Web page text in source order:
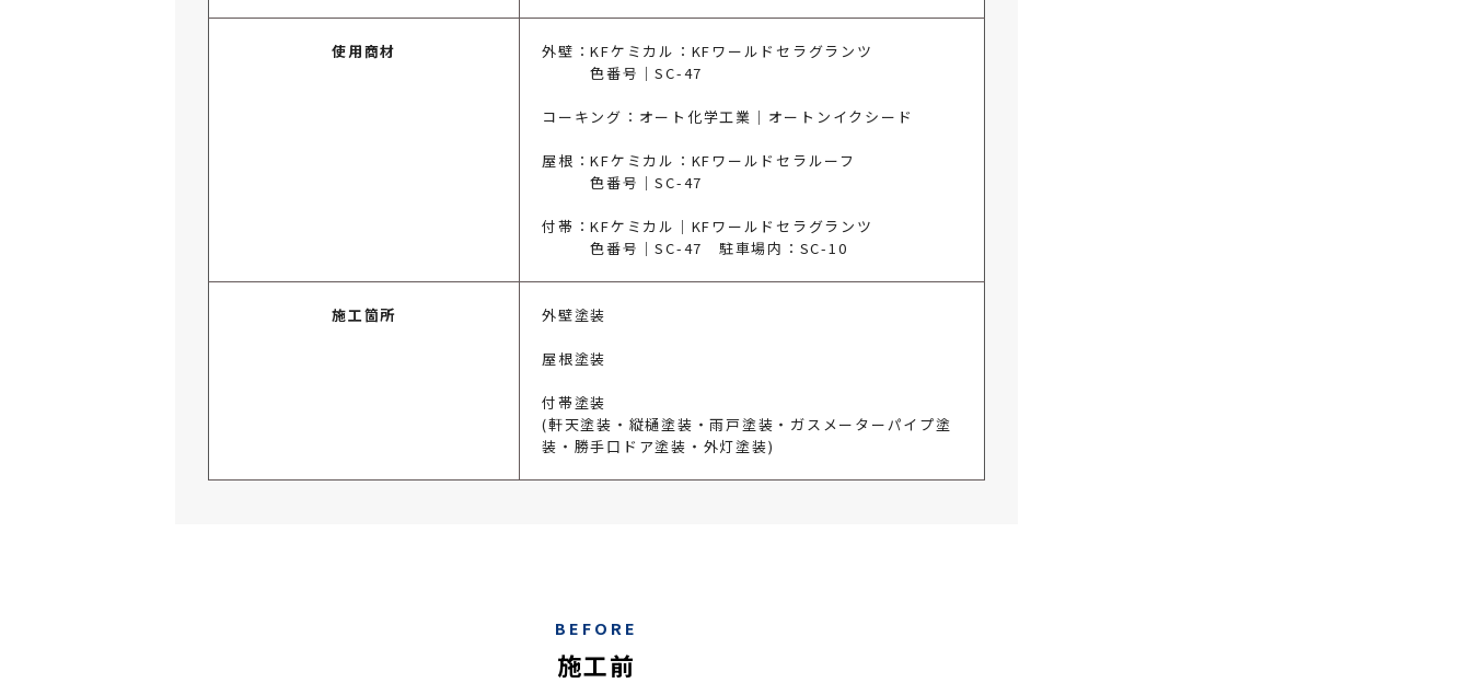
使用商材
外壁：KFケミカル：KFワールドセラグランツ
色番号｜SC-47
コーキング：オート化学工業｜オートンイクシード
屋根：KFケミカル：KFワールドセラルーフ
色番号｜SC-47
付帯：KFケミカル｜KFワールドセラグランツ
色番号｜SC-47 駐車場内：SC-10
施工箇所 外壁塗装
屋根塗装
付帯塗装
(軒天塗装・縦樋塗装・雨戸塗装・ガスメーターパイプ塗
装・勝手口ドア塗装・外灯塗装)
BEFORE
施工前